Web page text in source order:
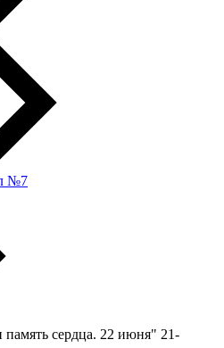
№7
сердца. 22 июня" 21-